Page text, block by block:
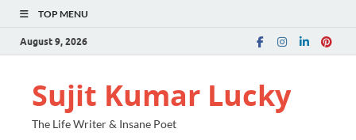
TOP MENU
August 9, 2026
Sujit Kumar Lucky
The Life Writer & Insane Poet